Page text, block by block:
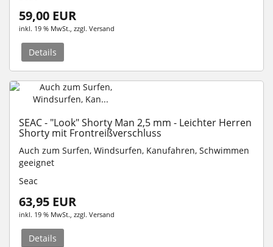
59,00 EUR
inkl. 19 % MwSt. , zzgl. Versand
Details
SEAC - "Look" Shorty Man 2,5 mm - Leichter Herren
Shorty mit Frontreißverschluss
Auch zum Surfen, Windsurfen, Kanufahren, Schwimmen
geeignet
Seac
63,95 EUR
inkl. 19 % MwSt. , zzgl. Versand
Details